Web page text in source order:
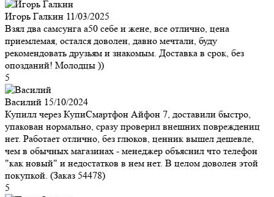
Игорь Галкин 11/03/2025
Взял два самсунга а50 себе и жене, все отлично, цена
приемлемая, остался доволен, давно мечтали, буду
рекомендовать друзьям и знакомым. Доставка в срок, без
опозданий! Молодцы ))
5
Василий 15/10/2024
Купилл через КупиСмартфон Айфон 7, доставили быстро,
упакован нормально, сразу проверил внешних повреждениц
нет. Работает отлично, без глюков, ценник вышел дешевле,
чем в обычных магазинах - менеджер объяснил что телефон
"как новый" и недостатков в нем нет. В целом доволен этой
покупкой. (Заказ 54478)
5